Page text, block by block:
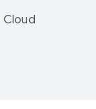
Cloud